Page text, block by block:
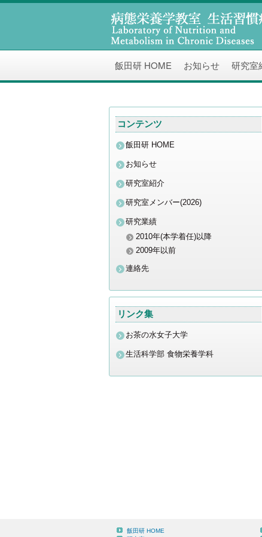
飯田研 HOME お知らせ 研究室
コンテンツ
飯田研 HOME
お知らせ
研究室紹介
研究室メンバー(2026)
研究業績
2010年(本学着任)以降
2009年以前
連絡先
リンク集
お茶の水女子大学
生活科学部 食物栄養学科
飯田研 HOME